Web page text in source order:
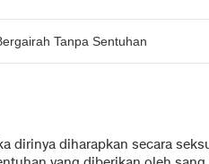
Tanpa Sentuhan
dirinya diharapkan secara